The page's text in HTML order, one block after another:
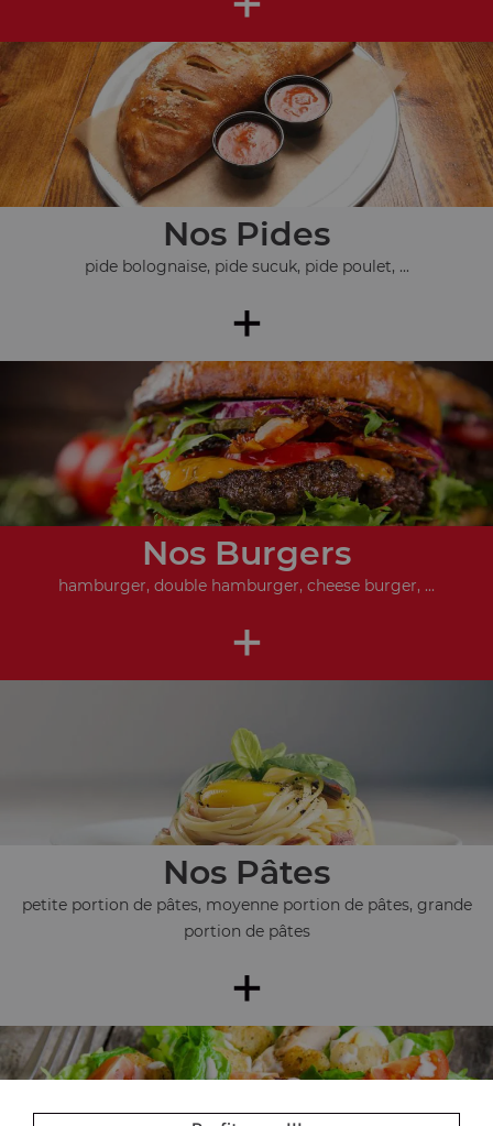
Nos Pides
pide bolognaise, pide sucuk, pide poulet, ...
+
Nos Burgers
hamburger, double hamburger, cheese burger, ...
+
Nos Pâtes
petite portion de pâtes, moyenne portion de pâtes, grande
portion de pâtes
+